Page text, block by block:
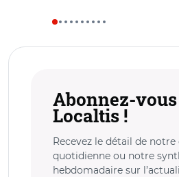
Abonnez-
Localtis !
Recevez le détail de
quotidienne ou notre
hebdomadaire sur